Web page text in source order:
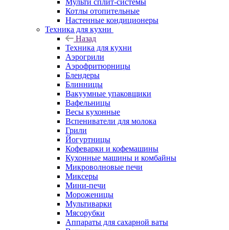
Мульти сплит-системы
Котлы отопительные
Настенные кондиционеры
Техника для кухни
Назад
Техника для кухни
Аэрогрили
Аэрофритюрницы
Блендеры
Блинницы
Вакуумные упаковщики
Вафельницы
Весы кухонные
Вспениватели для молока
Грили
Йогуртницы
Кофеварки и кофемашины
Кухонные машины и комбайны
Микроволновые печи
Миксеры
Мини-печи
Мороженицы
Мультиварки
Мясорубки
Аппараты для сахарной ваты